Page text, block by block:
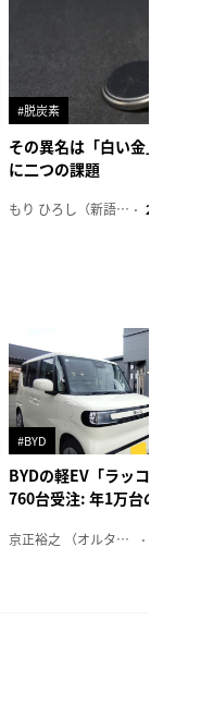
#脱炭素
その異名は「白い金」、リ
に二つの課題
もり ひろし（新語ウォッチャー） 2023年7
#BYD
BYDの軽EV「ラッコ」、1
760台受注: 年1万台の販売
京正裕之 （オルタナ副編集長）